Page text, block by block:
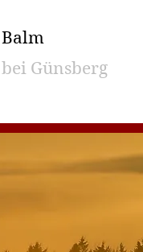
Balm
bei Günsberg